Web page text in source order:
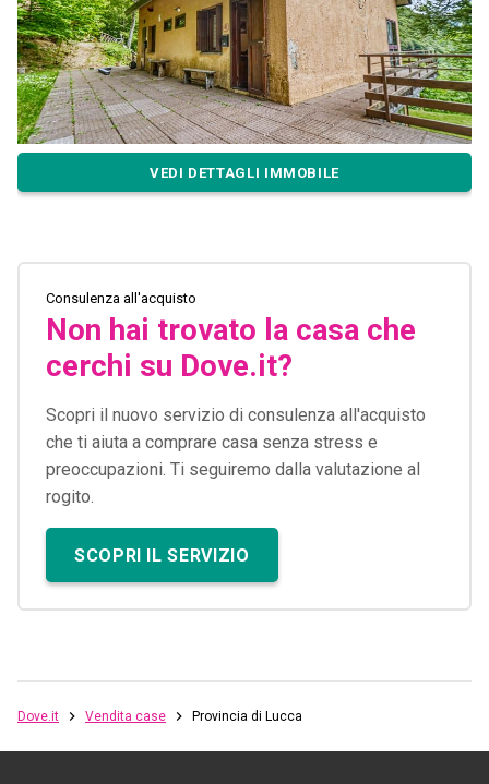
VEDI DETTAGLI IMMOBILE
Consulenza all'acquisto
Non hai trovato la casa che
cerchi su Dove.it?
Scopri il nuovo servizio di consulenza all'acquisto
che ti aiuta a comprare casa senza stress e
preoccupazioni. Ti seguiremo dalla valutazione al
rogito.
SCOPRI IL SERVIZIO
Dove.it Vendita case Provincia di Lucca